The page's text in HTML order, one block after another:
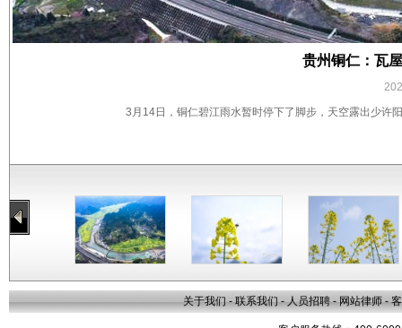
贵州铜仁：瓦
3月14日，铜仁碧江雨水暂时停下了脚步，天空露出少许
关于我们 - 联系我们 - 人员招聘 - 网站律师 -